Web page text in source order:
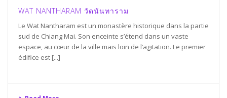
WAT NANTHARAM วัดนันทาราม
Le Wat Nantharam est un monastère historique dans la partie
sud de Chiang Mai. Son enceinte s’étend dans un vaste
espace, au cœur de la ville mais loin de l’agitation. Le premier
édifice est [...]